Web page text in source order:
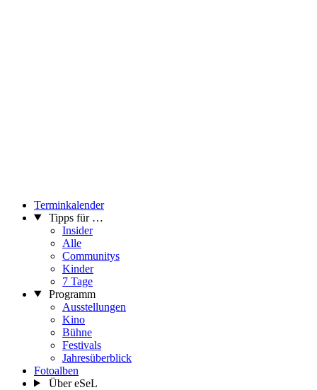
Terminkalender
Tipps für …
Insider
Alle
Communitys
Kinder
7 Tage
Programm
Ausstellungen
Kino
Bühne
Festivals
Jahresüberblick
Fotoalben
Über eSeL